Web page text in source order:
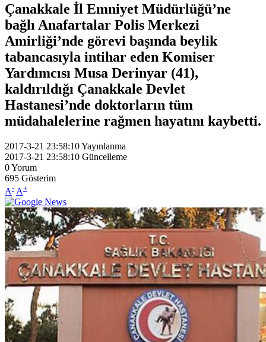
Çanakkale İl Emniyet Müdürlüğü’ne
bağlı Anafartalar Polis Merkezi
Amirliği’nde görevi başında beylik
tabancasıyla intihar eden Komiser
Yardımcısı Musa Derinyar (41),
kaldırıldığı Çanakkale Devlet
Hastanesi’nde doktorların tüm
müdahalelerine rağmen hayatını kaybetti.
2017-3-21 23:58:10Yayınlanma
2017-3-21 23:58:10 Güncelleme
0Yorum
695 Gösterim
A- A+